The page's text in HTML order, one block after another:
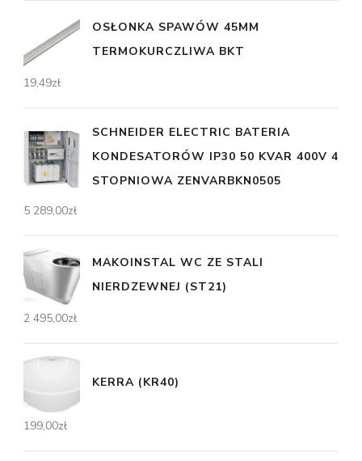
OSŁONKA SPAWÓW 45MM
TERMOKURCZLIWA BKT
19,49zł
SCHNEIDER ELECTRIC BATERIA
KONDESATORÓW IP30 50 KVAR 400V 4
STOPNIOWA ZENVARBKN0505
5 289,00zł
MAKOINSTAL WC ZE STALI
NIERDZEWNEJ (ST21)
2 495,00zł
KERRA (KR40)
199,00zł